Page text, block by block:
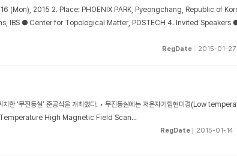
(Mon), 2015 2. Place: PHOENIX PARK, Pyeongchang, Republic of
IBS ● Center for Topological Matter, POSTECH 4. Invited Speakers
RegDate 2015-01-27
한 ‘무진동실’ 준공식을 개최했다. • 무진동실에는 저온자기힘현미경(Low
Temperature High Magnetic Field Scan...
RegDate 2015-01-14